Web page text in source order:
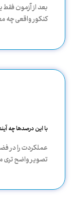
بعد از آزمون
کنکور واقعی چه
با این درصدها چه
تصویر واضح تری